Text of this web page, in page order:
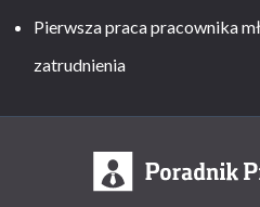
Pierwsza praca pracownika
zatrudnienia